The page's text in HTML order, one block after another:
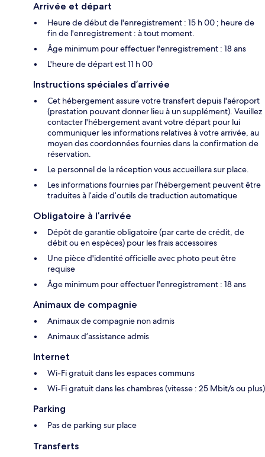
Arrivée et départ
Heure de début de l'enregistrement : 15 h 00 ; heure de
fin de l'enregistrement : à tout moment.
Âge minimum pour effectuer l'enregistrement : 18 ans
L'heure de départ est 11 h 00
Instructions spéciales d’arrivée
Cet hébergement assure votre transfert depuis l'aéroport
(prestation pouvant donner lieu à un supplément). Veuillez
contacter l'hébergement avant votre départ pour lui
communiquer les informations relatives à votre arrivée, au
moyen des coordonnées fournies dans la confirmation de
réservation.
Le personnel de la réception vous accueillera sur place.
Les informations fournies par l’hébergement peuvent être
traduites à l’aide d’outils de traduction automatique
Obligatoire à l’arrivée
Dépôt de garantie obligatoire (par carte de crédit, de
débit ou en espèces) pour les frais accessoires
Une pièce d'identité officielle avec photo peut être
requise
Âge minimum pour effectuer l'enregistrement : 18 ans
Animaux de compagnie
Animaux de compagnie non admis
Animaux d’assistance admis
Internet
Wi-Fi gratuit dans les espaces communs
Wi-Fi gratuit dans les chambres (vitesse : 25 Mbit/s ou plus)
Parking
Pas de parking sur place
Transferts